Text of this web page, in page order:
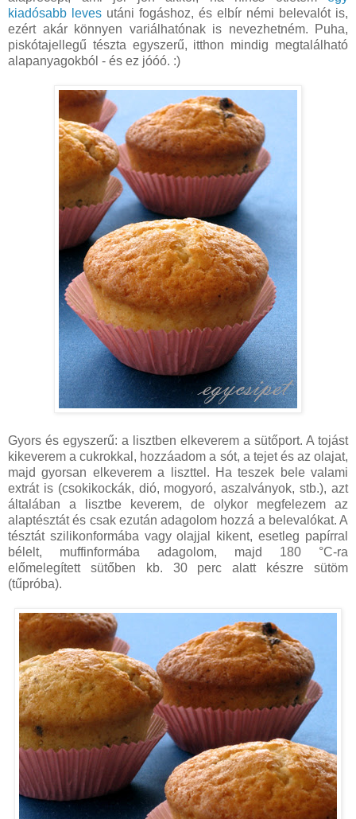
kiadósabb leves utáni fogáshoz, és elbír némi belevalót is,
ezért akár könnyen variálhatónak is nevezhetném. Puha,
piskótajellegű tészta egyszerű, itthon mindig megtalálható
alapanyagokból - és ez jóóó. :)
Gyors és egyszerű: a lisztben elkeverem a sütőport. A tojást
kikeverem a cukrokkal, hozzáadom a sót, a tejet és az olajat,
majd gyorsan elkeverem a liszttel. Ha teszek bele valami
extrát is (csokikockák, dió, mogyoró, aszalványok, stb.), azt
általában a lisztbe keverem, de olykor megfelezem az
alaptésztát és csak ezután adagolom hozzá a belevalókat. A
tésztát szilikonformába vagy olajjal kikent, esetleg papírral
bélelt, muffinformába adagolom, majd 180 °C-ra
előmelegített sütőben kb. 30 perc alatt készre sütöm
(tűpróba).